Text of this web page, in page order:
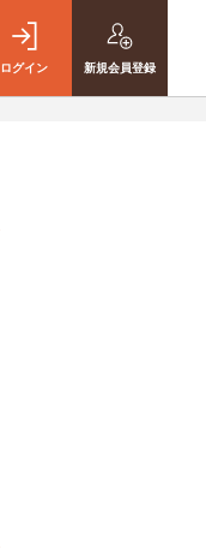
ログイン 新規会員登録